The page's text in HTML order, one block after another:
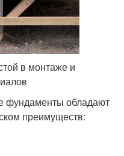
в монтаже и
фундаменты обладают
преимуществ: